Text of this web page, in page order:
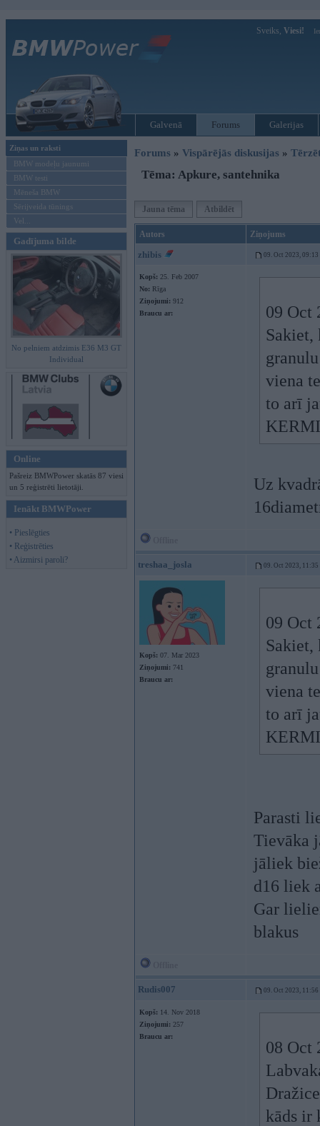
Sveiks, Viesi!
Galvenā Forums Galerijas
Ziņas un raksti
BMW modeļu jaunumi
BMW testi
Mēneša BMW
Sērijveida tūnings
Vel...
Gadījuma bilde
No pelniem atdzimis E36 M3 GT
Individual
Online
Pašreiz BMWPower skatās 87 viesi
un 5 reģistrēti lietotāji.
Ienākt BMWPower
• Pieslēgties
• Reģistrēties
• Aizmirsi paroli?
Forums » Vispārējās diskusijas »
Tēma: Apkure, santehnika
Jauna tēma Atbildēt
Autors Ziņojums
zhibis 09. Oct 2023, 09:13
Kopš: 25. Feb 2007
No: Rīga
Ziņojumi: 912
Braucu ar:
09 Oct
Sakiet,
viena
to arī
Uz
treshaa_josla 09. Oct 2023, 11:35
Kopš: 07. Mar 2023
Ziņojumi: 741
Braucu ar:
09 Oct
Sakiet,
viena
to arī
Parasti
Tievāka
jāliek
d16 liek
Gar
blakus
Rudis007 09. Oct 2023, 11:56
Kopš: 14. Nov 2018
Ziņojumi: 257
Braucu ar:
08 Oct
kāds ir